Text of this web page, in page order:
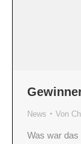
News Von
Was war